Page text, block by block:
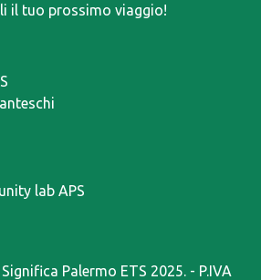
il tuo prossimo viaggio!
lab APS
Palermo ETS 2025. - P.IVA